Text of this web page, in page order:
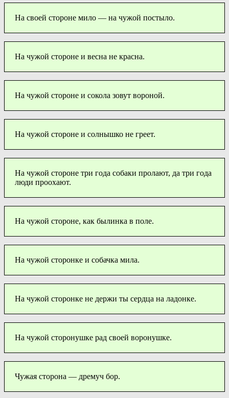
На своей стороне мило — на чужой постыло.
На чужой стороне и весна не красна.
На чужой стороне и сокола зовут вороной.
На чужой стороне и солнышко не греет.
На чужой стороне три года собаки пролают, да три года
люди проохают.
На чужой стороне, как былинка в поле.
На чужой сторонке и собачка мила.
На чужой сторонке не держи ты сердца на ладонке.
На чужой сторонушке рад своей воронушке.
Чужая сторона — дремуч бор.